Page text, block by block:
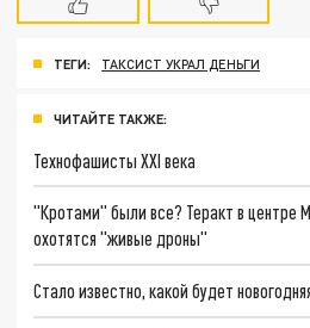
ТЕГИ: ТАКСИСТ УКРАЛ ДЕНЬГИ
ЧИТАЙТЕ ТАКЖЕ:
Технофашисты XXI века
"Кротами" были все? Теракт в центре
охотятся "живые дроны"
Стало известно, какой будет